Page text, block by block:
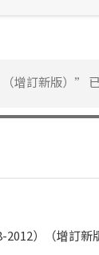
增訂新版）”
）（增訂新